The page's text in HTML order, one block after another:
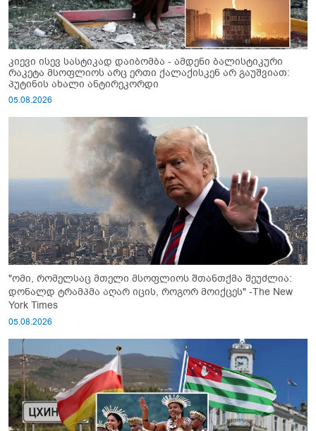
კიევი ისევ სასტიკად დაიბომბა - ამდენი ბალისტიკური
რაკეტა მსოფლიოს არც ერთი ქალაქისკენ არ გაუშვიათ:
პუტინის ახალი ანტირეკორდი
05.08.2026
"ომი, რომელსაც მთელი მსოფლიოს შთანთქმა შეუძლია:
დონალდ ტრამპმა აღარ იცის, როგორ მოიქცეს" -The New
York Times
05.08.2026